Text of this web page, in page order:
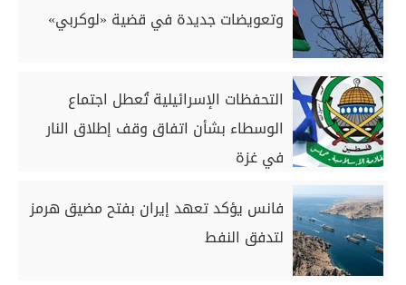
وتعويضات جديدة في قضية «لوكربي»
التحفظات الإسرائيلية تُعطل اجتماع
الوسطاء بشأن اتفاق وقف إطلاق النار
في غزة
فانس يؤكد تعهد إيران بفتح مضيق هرمز
لتدفق النفط